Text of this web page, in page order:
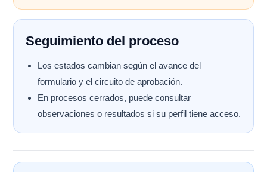
Seguimiento del proceso
Los estados cambian según el avance del
formulario y el circuito de aprobación.
En procesos cerrados, puede consultar
observaciones o resultados si su perfil tiene acceso.